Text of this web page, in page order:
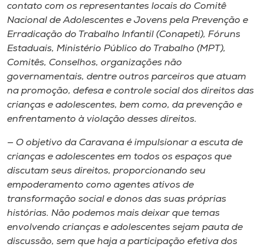
contato com os representantes locais do Comitê
Nacional de Adolescentes e Jovens pela Prevenção e
Erradicação do Trabalho Infantil (Conapeti), Fóruns
Estaduais, Ministério Público do Trabalho (MPT),
Comitês, Conselhos, organizações não
governamentais, dentre outros parceiros que atuam
na promoção, defesa e controle social dos direitos das
crianças e adolescentes, bem como, da prevenção e
enfrentamento à violação desses direitos.
— O objetivo da Caravana é impulsionar a escuta de
crianças e adolescentes em todos os espaços que
discutam seus direitos, proporcionando seu
empoderamento como agentes ativos de
transformação social e donos das suas próprias
histórias. Não podemos mais deixar que temas
envolvendo crianças e adolescentes sejam pauta de
discussão, sem que haja a participação efetiva dos